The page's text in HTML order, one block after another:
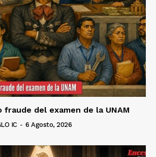
del examen de la UNAM
IC - 6 Agosto, 2026